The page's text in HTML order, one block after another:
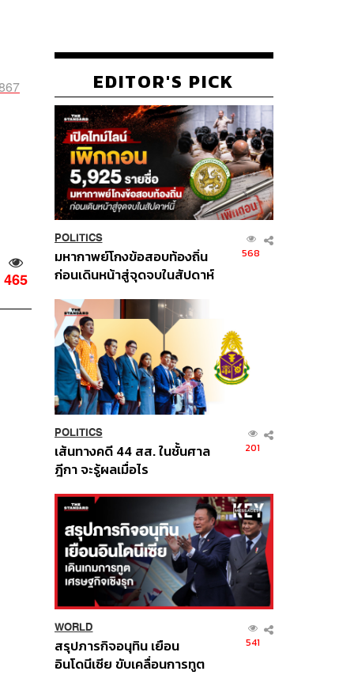
465
EDITOR'S PICK
POLITICS
มหากาพย์โกงข้อสอบท้องถิ่น
ก่อนเดินหน้าสู่จุดจบในสัปดาห์
568
POLITICS
เส้นทางคดี 44 สส. ในชั้นศาล
ฎีกา จะรู้ผลเมื่อไร
201
WORLD
สรุปภารกิจอนุทิน เยือน
อินโดนีเซีย ขับเคลื่อนการทูต
541